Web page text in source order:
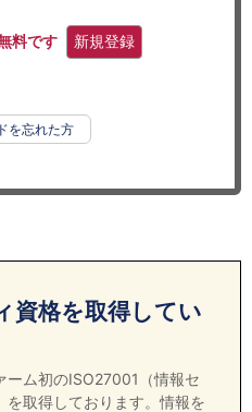
料です 新規登録
を忘れた方
資格を取得してい
ーム初のISO27001（情報セ
を取得しております。情報を